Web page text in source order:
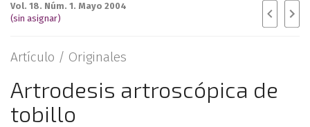
Vol. 18. Núm. 1. Mayo 2004
(sin asignar)
Artículo / Originales
Artrodesis artroscópica de
tobillo